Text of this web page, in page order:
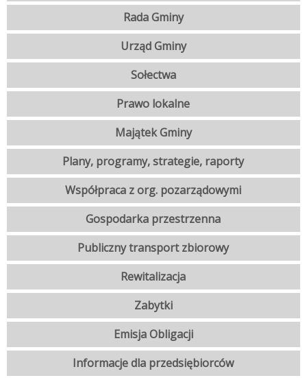
Rada Gminy
Urząd Gminy
Sołectwa
Prawo lokalne
Majątek Gminy
Plany, programy, strategie, raporty
Współpraca z org. pozarządowymi
Gospodarka przestrzenna
Publiczny transport zbiorowy
Rewitalizacja
Zabytki
Emisja Obligacji
Informacje dla przedsiębiorców